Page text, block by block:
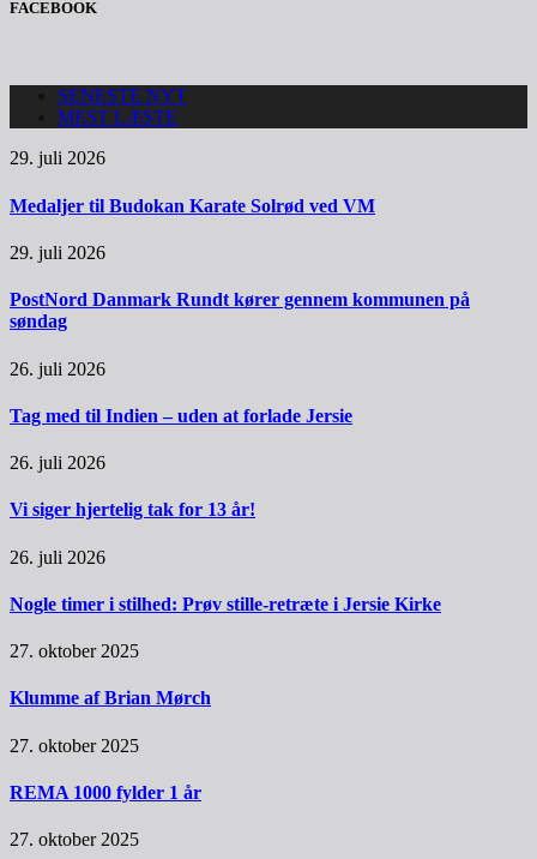
FACEBOOK
SENESTE NYT
MEST LÆSTE
29. juli 2026
Medaljer til Budokan Karate Solrød ved VM
29. juli 2026
PostNord Danmark Rundt kører gennem kommunen på
søndag
26. juli 2026
Tag med til Indien – uden at forlade Jersie
26. juli 2026
Vi siger hjertelig tak for 13 år!
26. juli 2026
Nogle timer i stilhed: Prøv stille-retræte i Jersie Kirke
27. oktober 2025
Klumme af Brian Mørch
27. oktober 2025
REMA 1000 fylder 1 år
27. oktober 2025